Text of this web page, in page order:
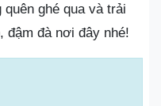
ghé qua và trải
đậm đà nơi đây nhé!